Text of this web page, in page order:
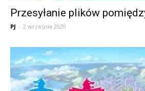
Przesyłanie plików
PJ - 2 września 2020